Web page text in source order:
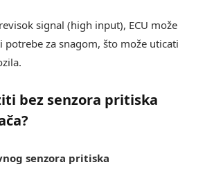
signal (high input), ECU može
potrebe za snagom, što može uticati
bez senzora pritiska
senzora pritiska